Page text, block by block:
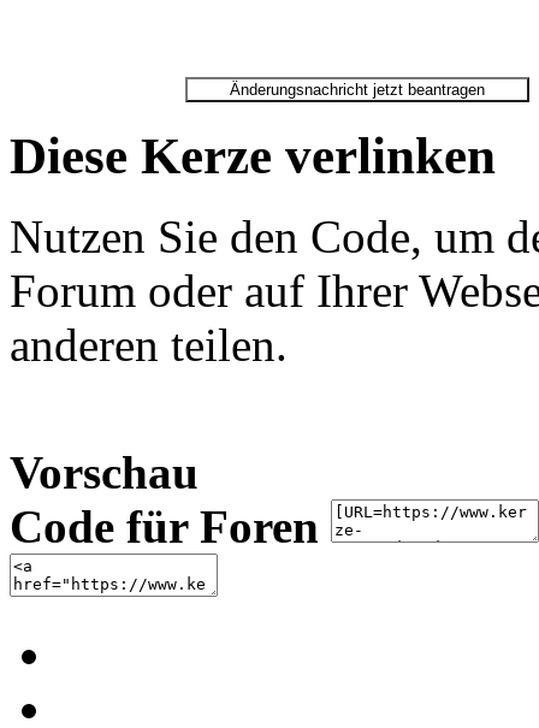
Diese Kerze verlinken
Nutzen Sie den Code, um
Forum oder auf Ihrer
anderen teilen.
Vorschau
Code für Foren